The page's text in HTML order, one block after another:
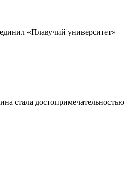
«Плавучий университет»
стала достопримечательностью